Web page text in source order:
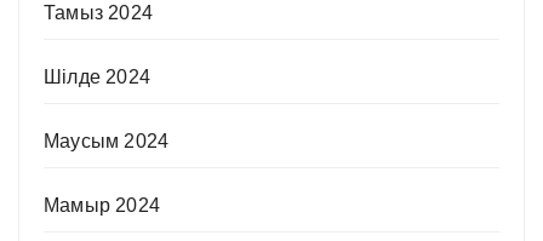
Тамыз 2024
Шілде 2024
Маусым 2024
Мамыр 2024